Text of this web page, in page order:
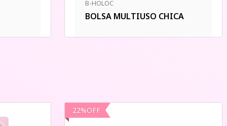
B-HOLOC
BOLSA MULTIUSO CHICA
22%OFF